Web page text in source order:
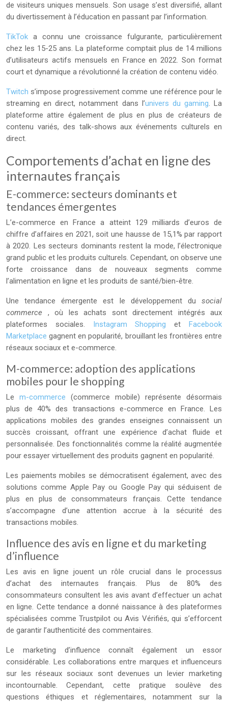
de visiteurs uniques mensuels. Son usage s’est diversifié, allant
du divertissement à l’éducation en passant par l’information.
TikTok a connu une croissance fulgurante, particulièrement
chez les 15-25 ans. La plateforme comptait plus de 14 millions
d’utilisateurs actifs mensuels en France en 2022. Son format
court et dynamique a révolutionné la création de contenu vidéo.
Twitch s’impose progressivement comme une référence pour le
streaming en direct, notamment dans l’univers du gaming. La
plateforme attire également de plus en plus de créateurs de
contenu variés, des talk-shows aux événements culturels en
direct.
Comportements d’achat en ligne des
internautes français
E-commerce: secteurs dominants et
tendances émergentes
L’e-commerce en France a atteint 129 milliards d’euros de
chiffre d’affaires en 2021, soit une hausse de 15,1% par rapport
à 2020. Les secteurs dominants restent la mode, l’électronique
grand public et les produits culturels. Cependant, on observe une
forte croissance dans de nouveaux segments comme
l’alimentation en ligne et les produits de santé/bien-être.
Une tendance émergente est le développement du social
commerce , où les achats sont directement intégrés aux
plateformes sociales. Instagram Shopping etFacebook
Marketplace gagnent en popularité, brouillant les frontières entre
réseaux sociaux et e-commerce.
M-commerce: adoption des applications
mobiles pour le shopping
Le m-commerce (commerce mobile) représente désormais
plus de 40% des transactions e-commerce en France. Les
applications mobiles des grandes enseignes connaissent un
succès croissant, offrant une expérience d’achat fluide et
personnalisée. Des fonctionnalités comme la réalité augmentée
pour essayer virtuellement des produits gagnent en popularité.
Les paiements mobiles se démocratisent également, avec des
solutions comme Apple Pay ou Google Pay qui séduisent de
plus en plus de consommateurs français. Cette tendance
s’accompagne d’une attention accrue à la sécurité des
transactions mobiles.
Influence des avis en ligne et du marketing
d’influence
Les avis en ligne jouent un rôle crucial dans le processus
d’achat des internautes français. Plus de 80% des
consommateurs consultent les avis avant d’effectuer un achat
en ligne. Cette tendance a donné naissance à des plateformes
spécialisées comme Trustpilot ou Avis Vérifiés, qui s’efforcent
de garantir l’authenticité des commentaires.
Le marketing d’influence connaît également un essor
considérable. Les collaborations entre marques et influenceurs
sur les réseaux sociaux sont devenues un levier marketing
incontournable. Cependant, cette pratique soulève des
questions éthiques et réglementaires, notamment sur la